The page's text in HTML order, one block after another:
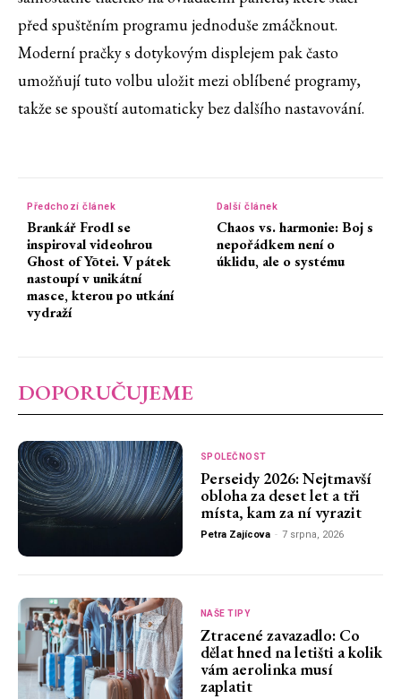
před spuštěním programu jednoduše zmáčknout.
Moderní pračky s dotykovým displejem pak často
umožňují tuto volbu uložit mezi oblíbené programy,
takže se spouští automaticky bez dalšího nastavování.
Předchozí článek
Brankář Frodl se
inspiroval videohrou
Ghost of Yōtei. V pátek
nastoupí v unikátní
masce, kterou po utkání
vydraží
Další článek
Chaos vs. harmonie: Boj s
nepořádkem není o
úklidu, ale o systému
DOPORUČUJEME
SPOLEČNOST
Perseidy 2026: Nejtmavší
obloha za deset let a tři
místa, kam za ní vyrazit
Petra Zajícova - 7 srpna, 2026
NAŠE TIPY
Ztracené zavazadlo: Co
dělat hned na letišti a kolik
vám aerolinka musí
zaplatit